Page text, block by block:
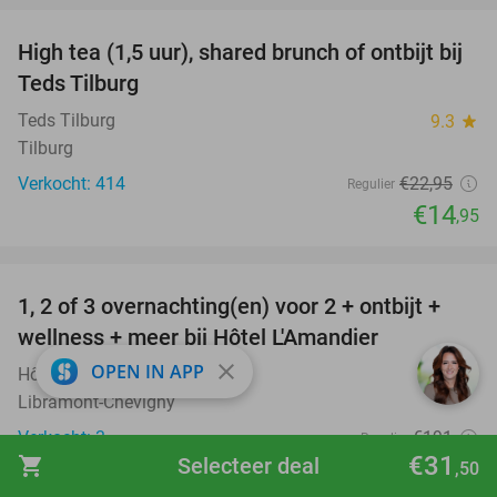
shopping_cart €31 ,50
Selecteer deal
35%
High tea (1,5 uur), shared brunch of ontbijt bij
Teds Tilburg
Teds Tilburg 9.3 star
Tilburg
Verkocht: 414
Regulier €22,95
€14,95
32%
TODAY
1, 2 of 3 overnachting(en) voor 2 + ontbijt +
wellness + meer bij Hôtel L'Amandier
Hôtel L'Amandier 9.9star
Libramont-Chevigny
Verkocht: 3
Regulier €191
€129
OPEN IN APP close